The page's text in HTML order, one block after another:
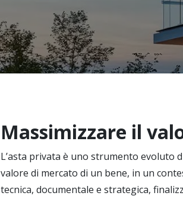
Massimizzare il
L’asta privata è uno strumento evoluto
valore di mercato di un bene, in un
tecnica, documentale e strategica,